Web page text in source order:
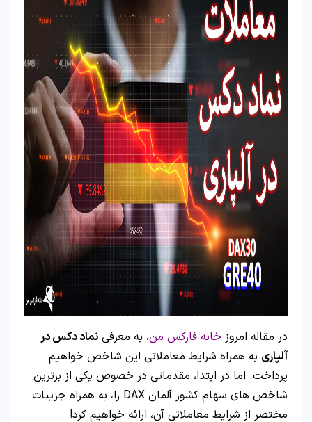
در مقاله امروز خانه فارکس من، به معرفی نماد دکس در
آلپاری به همراه شرایط معاملاتی این شاخص خواهیم
پرداخت. اما در ابتدا، مقدماتی در خصوص یکی از برترین
شاخص های سهام کشور آلمان DAX را، به همراه جزییات
مختصر از شرایط معاملاتی آن، ارائه خواهیم کرد!